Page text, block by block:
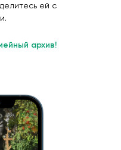
ей с
архив!